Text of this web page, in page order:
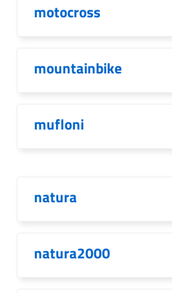
motocross
mountainbike
mufloni
natura
natura2000